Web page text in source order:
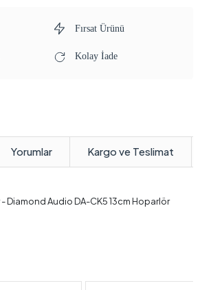
Fırsat Ürünü
Kolay İade
Yorumlar Kargo ve Teslimat
Diamond Audio DA-CK5 13cm Hoparlör